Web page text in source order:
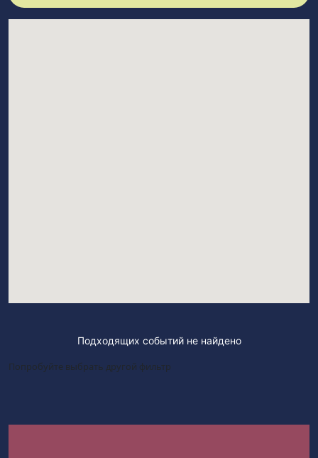
Подходящих событий не найдено
Попробуйте выбрать другой фильтр